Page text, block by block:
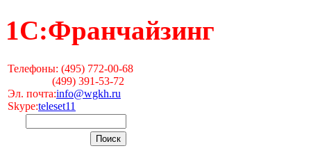
1С:Франчайзинг
Телефоны: (495) 772-00-68
(499) 391-53-72
Эл. почта:info@wgkh.ru
Skype:teleset11